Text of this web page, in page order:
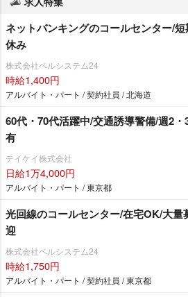
ネットバンキングのコールセンター/
休み
株式会社ベルシステム24
時給1,400円
アルバイト・パート / 契約社員 / 北海道
60代・70代活躍中/交通誘導警備/週2
有
テイケイ株式会社
日給1万4,000円
アルバイト・パート / 東京都
光回線のコールセンター/在宅OK/大
迎
株式会社ベルシステム24
時給1,750円
アルバイト・パート / 契約社員 / 東京都